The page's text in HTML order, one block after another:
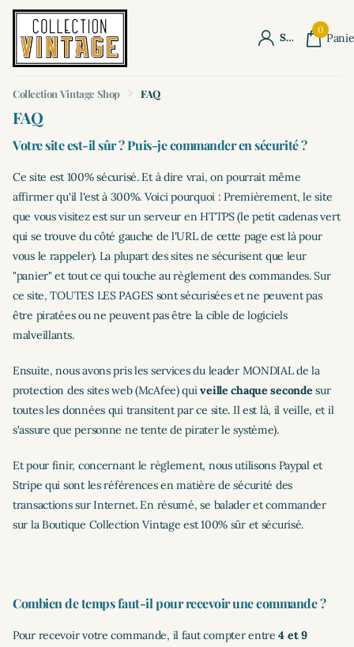
S'identifier
0
Collection Vintage Shop FAQ
FAQ
Votre site est-il sûr ? Puis-je commander en sécurité ?
Ce site est 100% sécurisé. Et à dire vrai, on pourrait même
affirmer qu'il l'est à 300%. Voici pourquoi : Premièrement, le site
que vous visitez est sur un serveur en HTTPS (le petit cadenas vert
qui se trouve du côté gauche de l'URL de cette page est là pour
vous le rappeler). La plupart des sites ne sécurisent que leur
"panier" et tout ce qui touche au règlement des commandes. Sur
ce site, TOUTES LES PAGES sont sécurisées et ne peuvent pas
être piratées ou ne peuvent pas être la cible de logiciels
malveillants.
Ensuite, nous avons pris les services du leader MONDIAL de la
protection des sites web (McAfee) quiveille chaque seconde sur
toutes les données qui transitent par ce site. Il est là, il veille, et il
s'assure que personne ne tente de pirater le système).
Et pour finir, concernant le règlement, nous utilisons Paypal et
Stripe qui sont les références en matière de sécurité des
transactions sur Internet. En résumé, se balader et commander
sur la Boutique Collection Vintage est 100% sûr et sécurisé.
Combien de temps faut-il pour recevoir une commande ?
Pour recevoir votre commande, il faut compter entre4 et 9